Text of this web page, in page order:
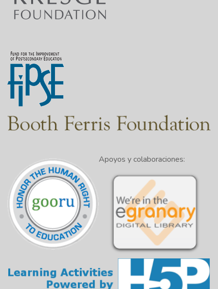
Apoyos y colaboraciones: